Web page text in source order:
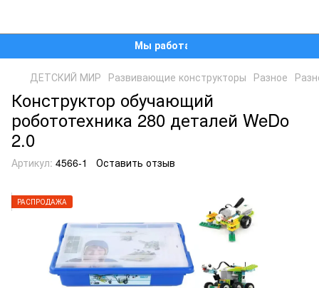
Мы работаем!
ДЕТСКИЙ МИР Развивающие конструкторы Разное
Конструктор обучающий
робототехника 280 деталей WeDo
2.0
Артикул: 4566-1 Оставить отзыв
РАСПРОДАЖА